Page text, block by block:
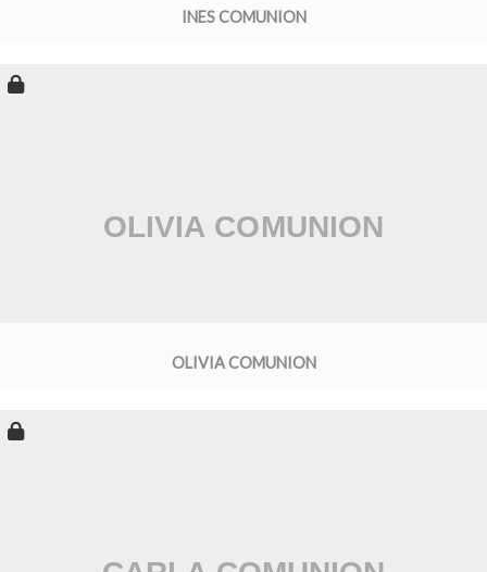
INES COMUNION
OLIVIA COMUNION